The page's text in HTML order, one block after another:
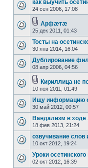
как выучить
24 сен 2006, 17:08
Арфæтæ
25 дек 2011, 01:43
Тосты на
30 янв 2014, 16:04
Дублирование
08 апр 2006, 04:56
Кириллица не
10 ноя 2011, 01:49
Ищу информацию о
30 май 2012, 00:57
Вандализм в ходе
18 фев 2013, 21:24
озвучивание
10 окт 2012, 19:24
Уроки
02 окт 2012, 16:39